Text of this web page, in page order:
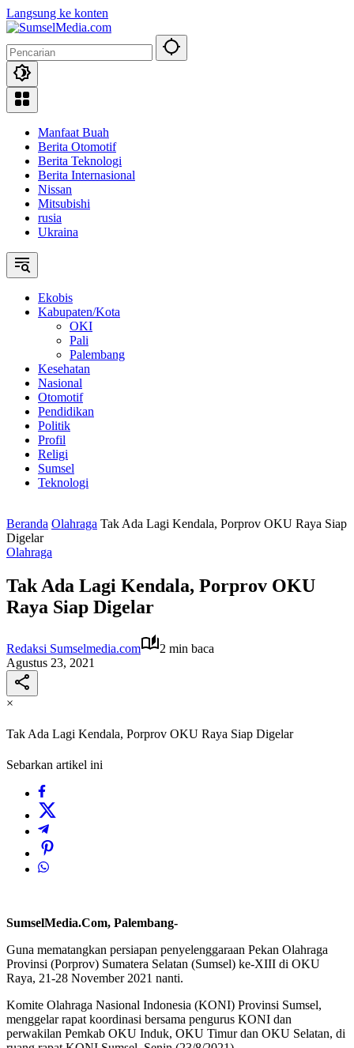
Langsung ke konten
Manfaat Buah
Berita Otomotif
Berita Teknologi
Berita Internasional
Nissan
Mitsubishi
rusia
Ukraina
Ekobis
Kabupaten/Kota
OKI
Pali
Palembang
Kesehatan
Nasional
Otomotif
Pendidikan
Politik
Profil
Religi
Sumsel
Teknologi
Beranda Olahraga Tak Ada Lagi Kendala, Porprov OKU Raya Siap
Digelar
Olahraga
Tak Ada Lagi Kendala, Porprov OKU
Raya Siap Digelar
Redaksi Sumselmedia.com
2 min baca
Agustus 23, 2021
×
Tak Ada Lagi Kendala, Porprov OKU Raya Siap Digelar
Sebarkan artikel ini
SumselMedia.Com, Palembang-
Guna mematangkan persiapan penyelenggaraan Pekan Olahraga
Provinsi (Porprov) Sumatera Selatan (Sumsel) ke-XIII di OKU
Raya, 21-28 November 2021 nanti.
Komite Olahraga Nasional Indonesia (KONI) Provinsi Sumsel,
menggelar rapat koordinasi bersama pengurus KONI dan
perwakilan Pemkab OKU Induk, OKU Timur dan OKU Selatan, di